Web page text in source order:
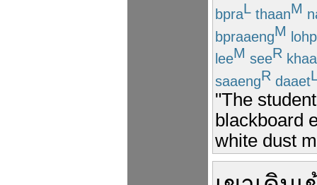
bpraL thaanM
bpraaengM lohp
leeM seeR
saaengR daaet
"The
blackboard
white dust